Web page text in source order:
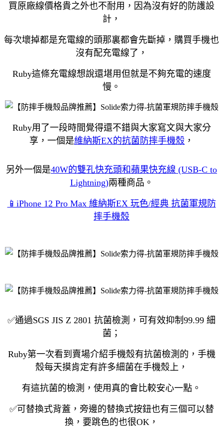
買原廠線價格貴之外也不耐用，因為沒有好的防護設
計，
每次壞掉都是充電線的頭那裏都會先斷掉，購買手機也
沒有配充電線了，
Ruby這條充電線想說還堪用但就是不夠充電的速度
慢。
Ruby用了一段時間覺得還不錯與大家寫文與大家分
享，一個是維納斯EX的抗菌防摔手機殼 ，
另外一個是40W的雙孔快充頭和蘋果快充線 (USB-C to
Lightning)兩種商品。
📱iPhone 12 Pro Max 維納斯EX 玩色/經典 抗菌軍規防
摔手機殼
✅通過SGS JIS Z 2801 抗菌檢測，可有效抑制99.99 細
菌；
Ruby第一次看到賣場介紹手機殼有抗菌檢測的，手機
殼每天摸肯定有許多細菌在手機殼上，
有這抗菌的檢測，使用真的會比較安心一點。
✅可替換式背蓋，旁邊的替換式按鈕也有三個可以替
換，要跳色的也很OK，